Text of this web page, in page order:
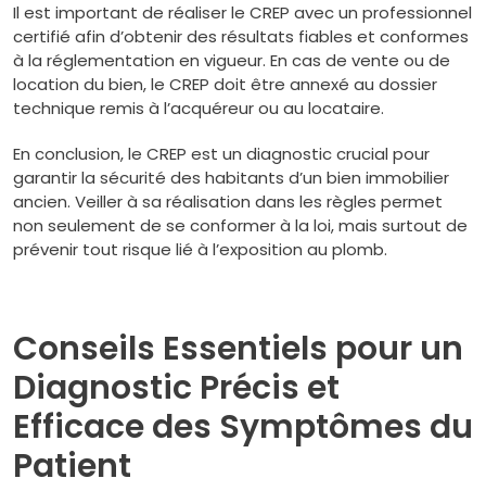
Il est important de réaliser le CREP avec un professionnel
certifié afin d’obtenir des résultats fiables et conformes
à la réglementation en vigueur. En cas de vente ou de
location du bien, le CREP doit être annexé au dossier
technique remis à l’acquéreur ou au locataire.
En conclusion, le CREP est un diagnostic crucial pour
garantir la sécurité des habitants d’un bien immobilier
ancien. Veiller à sa réalisation dans les règles permet
non seulement de se conformer à la loi, mais surtout de
prévenir tout risque lié à l’exposition au plomb.
Conseils Essentiels pour un
Diagnostic Précis et
Efficace des Symptômes du
Patient